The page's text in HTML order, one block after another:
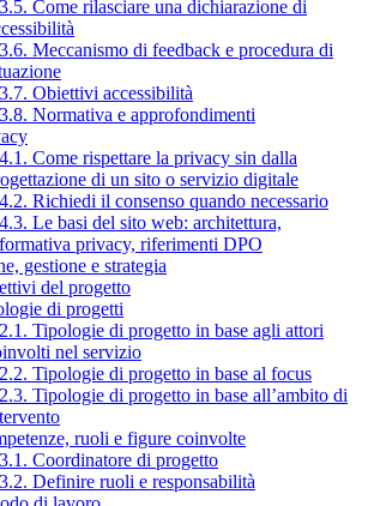
Come rilasciare una dichiarazione di
Meccanismo di feedback e procedura di
Obiettivi accessibilità
Normativa e approfondimenti
Come rispettare la privacy sin dalla
di un sito o servizio digitale
Richiedi il consenso quando necessario
Le basi del sito web: architettura,
privacy, riferimenti DPO
gestione e strategia
del progetto
di progetti
Tipologie di progetto in base agli attori
nel servizio
Tipologie di progetto in base al focus
Tipologie di progetto in base all’ambito di
ruoli e figure coinvolte
Coordinatore di progetto
Definire ruoli e responsabilità